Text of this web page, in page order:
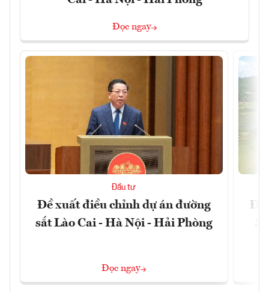
Đọc ngay
Đầu tư
Đề xuất điều chỉnh dự án đường
sắt Lào Cai - Hà Nội - Hải Phòng
Đọc ngay